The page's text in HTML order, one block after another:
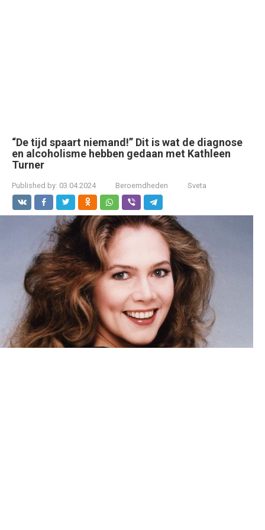
“De tijd spaart niemand!” Dit is wat de diagnose
en alcoholisme hebben gedaan met Kathleen
Turner
Published by: 03.04.2024 Beroemdheden Sveta